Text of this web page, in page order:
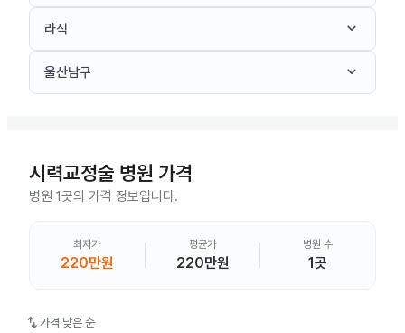
라식 keyboard_arrow_down
울산남구 keyboard_arrow_down
시력교정술 병원 가격
병원 1곳의 가격 정보입니다.
최저가
220만원
평균가
220만원
병원 수
1곳
swap_vert 가격 낮은 순